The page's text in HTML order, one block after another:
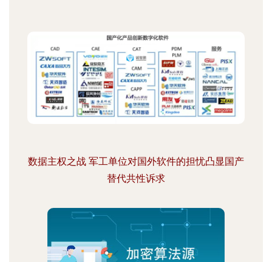
数据主权之战 军工单位对国外软件的担忧凸显国产
替代共性诉求